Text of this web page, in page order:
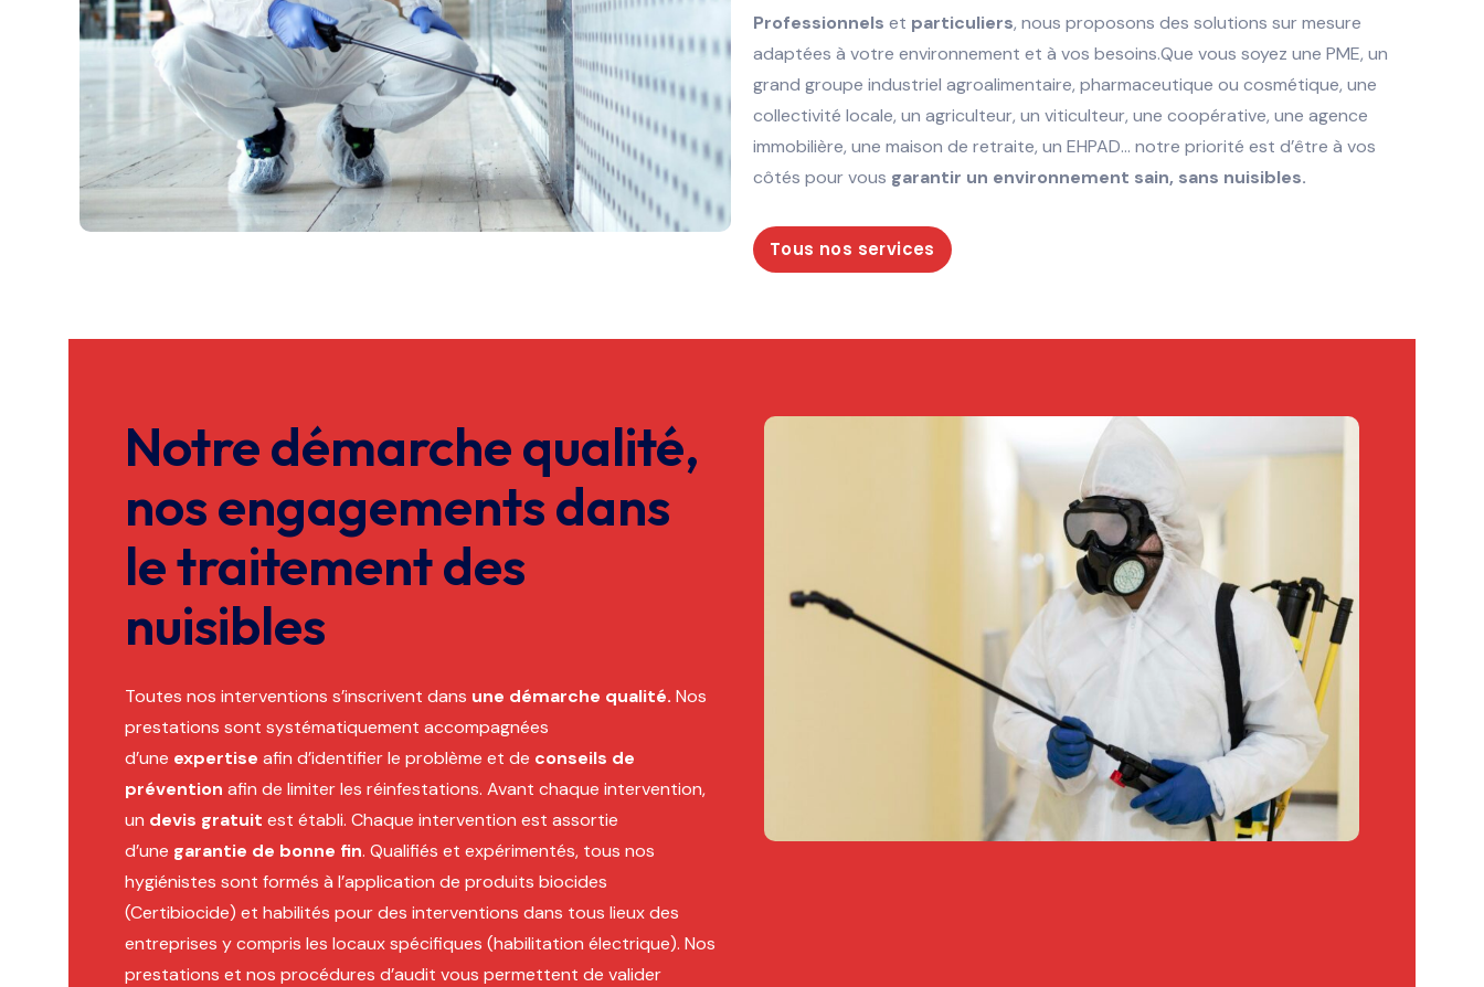
Professionnels et particuliers, nous proposons des solutions sur mesure
adaptées à votre environnement et à vos besoins.Que vous soyez une PME, un
grand groupe industriel agroalimentaire, pharmaceutique ou cosmétique, une
collectivité locale, un agriculteur, un viticulteur, une coopérative, une agence
immobilière, une maison de retraite, un EHPAD… notre priorité est d’être à vos
côtés pour vous garantir un environnement sain, sans nuisibles.
Tous nos services
Notre démarche qualité,
nos engagements dans
le traitement des
nuisibles
Toutes nos interventions s’inscrivent dans une démarche qualité. Nos
prestations sont systématiquement accompagnées
d’une expertise afin d’identifier le problème et de conseils de
prévention afin de limiter les réinfestations. Avant chaque intervention,
un devis gratuit est établi. Chaque intervention est assortie
d’une garantie de bonne fin. Qualifiés et expérimentés, tous nos
hygiénistes sont formés à l’application de produits biocides
(Certibiocide) et habilités pour des interventions dans tous lieux des
entreprises y compris les locaux spécifiques (habilitation électrique). Nos
prestations et nos procédures d’audit vous permettent de valider